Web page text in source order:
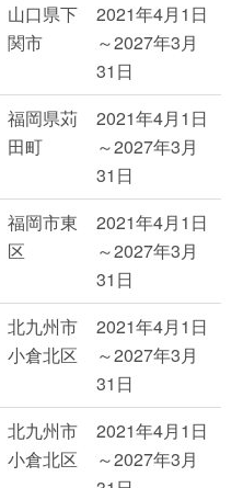
山口県下
関市
2021年4月1日
～2027年3月
31日
福岡県苅
田町
2021年4月1日
～2027年3月
31日
福岡市東
区
2021年4月1日
～2027年3月
31日
北九州市
小倉北区
2021年4月1日
～2027年3月
31日
北九州市
小倉北区
2021年4月1日
～2027年3月